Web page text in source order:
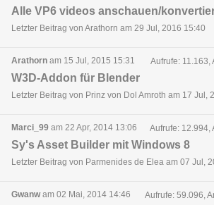
Alle VP6 videos anschauen/
Letzter Beitrag von Arathorn am 29 Jul, 2016 15:40
Arathorn am 15 Jul, 2015 15:31 Aufrufe: 11.163,
W3D-Addon für Blender
Letzter Beitrag von Prinz von Dol Amroth am 17 Jul,
Marci_99 am 22 Apr, 2014 13:06 Aufrufe: 12.994,
Sy's Asset Builder mit Windows 8
Letzter Beitrag von Parmenides de Elea am 07 Jul,
Gwanwam 02 Mai, 2014 14:46 Aufrufe: 59.096,